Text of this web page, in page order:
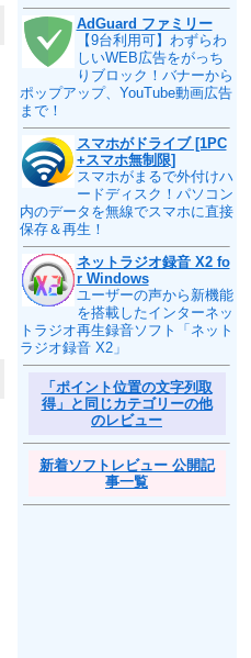
AdGuard ファミリー
【9台利用可】わずらわ
しいWEB広告をがっち
りブロック！バナーから
ポップアップ、YouTube動画広告
まで！
スマホがドライブ [1PC
+スマホ無制限]
スマホがまるで外付けハ
ードディスク！パソコン
内のデータを無線でスマホに直接
保存＆再生！
ネットラジオ録音 X2 fo
r Windows
ユーザーの声から新機能
を搭載したインターネッ
トラジオ再生録音ソフト「ネット
ラジオ録音 X2」
「ポイント位置の文字列取
得」と同じカテゴリーの他
のレビュー
新着ソフトレビュー 公開記
事一覧